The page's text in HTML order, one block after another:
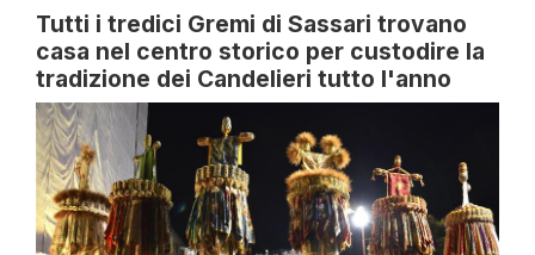
Tutti i tredici Gremi di Sassari trovano
casa nel centro storico per custodire la
tradizione dei Candelieri tutto l'anno